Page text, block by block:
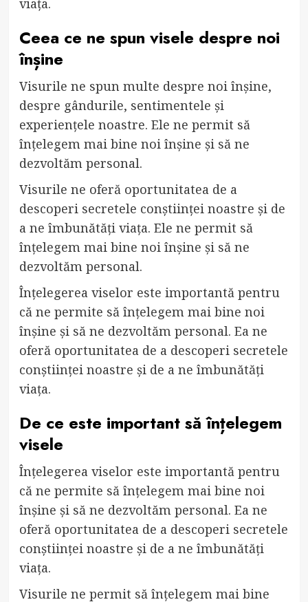
viața.
Ceea ce ne spun visele despre noi
înșine
Visurile ne spun multe despre noi înșine,
despre gândurile, sentimentele și
experiențele noastre. Ele ne permit să
înțelegem mai bine noi înșine și să ne
dezvoltăm personal.
Visurile ne oferă oportunitatea de a
descoperi secretele conștiinței noastre și de
a ne îmbunătăți viața. Ele ne permit să
înțelegem mai bine noi înșine și să ne
dezvoltăm personal.
Înțelegerea viselor este importantă pentru
că ne permite să înțelegem mai bine noi
înșine și să ne dezvoltăm personal. Ea ne
oferă oportunitatea de a descoperi secretele
conștiinței noastre și de a ne îmbunătăți
viața.
De ce este important să înțelegem
visele
Înțelegerea viselor este importantă pentru
că ne permite să înțelegem mai bine noi
înșine și să ne dezvoltăm personal. Ea ne
oferă oportunitatea de a descoperi secretele
conștiinței noastre și de a ne îmbunătăți
viața.
Visurile ne permit să înțelegem mai bine